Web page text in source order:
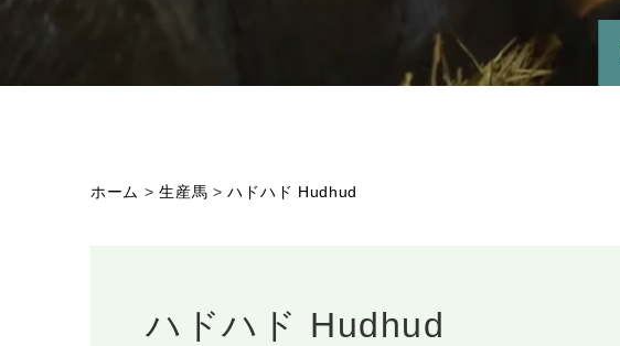
ホーム >生産馬 >ハドハド Hudhud
ハドハド Hudhud